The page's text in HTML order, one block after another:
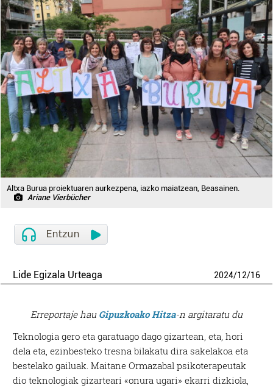
Altxa Burua proiektuaren aurkezpena, iazko maiatzean, Beasainen.
Ariane Vierbücher
Lide Egizala Urteaga 2024/12/16
Erreportaje hau Gipuzkoako Hitza-n argitaratu du
Teknologia gero eta garatuago dago gizartean, eta, hori
dela eta, ezinbesteko tresna bilakatu dira sakelakoa eta
bestelako gailuak. Maitane Ormazabal psikoterapeutak
dio teknologiak gizarteari «onura ugari» ekarri dizkiola,